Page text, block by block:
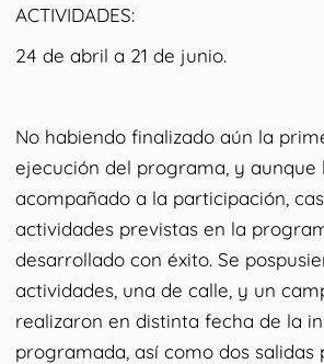
ACTIVIDADES:
24 de abril a 21 de junio.
No habiendo finalizado aún la
ejecución del programa, y aunque
acompañado a la participación,
actividades previstas en la
desarrollado con éxito. Se
actividades, una de calle, y un
realizaron en distinta fecha de la
programada, así como dos salidas